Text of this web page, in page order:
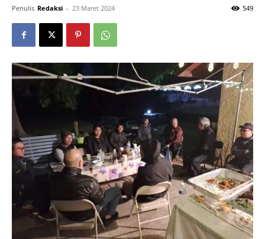
Penulis Redaksi - 23 Maret 2024 549